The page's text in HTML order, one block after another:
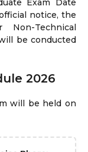
Exam Date
notice, the
Technical
be conducted
2026
will be held on